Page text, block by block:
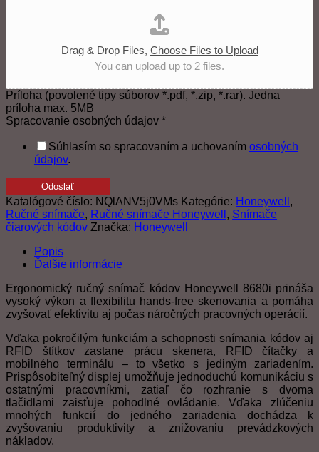
Drag & Drop Files, Choose Files to Upload
You can upload up to 2 files.
Príloha (povolené tipy súborov *.pdf, *.zip, *.rar). Jedna
príloha max. 5MB
Spracovanie osobných údajov *
Súhlasím so spracovaním a uchovaním osobných
údajov.
Odoslať
Katalógové číslo: NQlANV5j0VMs Kategórie: Honeywell ,
Ručné snímače, Ručné snímače Honeywell , Snímače
čiarových kódov Značka: Honeywell
Popis
Ďalšie informácie
Ergonomický ručný snímač kódov Honeywell 8680i prináša
vysoký výkon a flexibilitu hands-free skenovania a pomáha
zvyšovať efektivitu aj počas náročných pracovných operácií.
Vďaka pokročilým funkciám a schopnosti snímania kódov aj
RFID štítkov zastane prácu skenera, RFID čítačky a
mobilného terminálu – to všetko s jediným zariadením.
Prispôsobiteľný displej umožňuje jednoduchú komunikáciu s
ostatnými pracovníkmi, zatiaľ čo rozhranie s dvoma
tlačidlami zaisťuje pohodlné ovládanie. Vďaka zlúčeniu
mnohých funkcií do jedného zariadenia dochádza k
zvyšovaniu produktivity a znižovaniu prevádzkových
nákladov.